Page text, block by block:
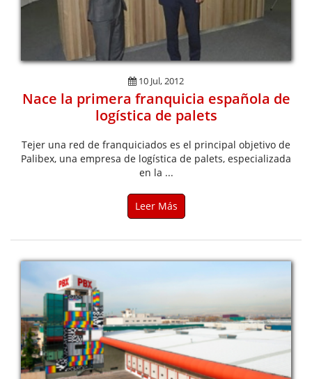
10 Jul, 2012
Nace la primera franquicia española de
logística de palets
Tejer una red de franquiciados es el principal objetivo de
Palibex, una empresa de logística de palets, especializada
en la ...
Leer Más